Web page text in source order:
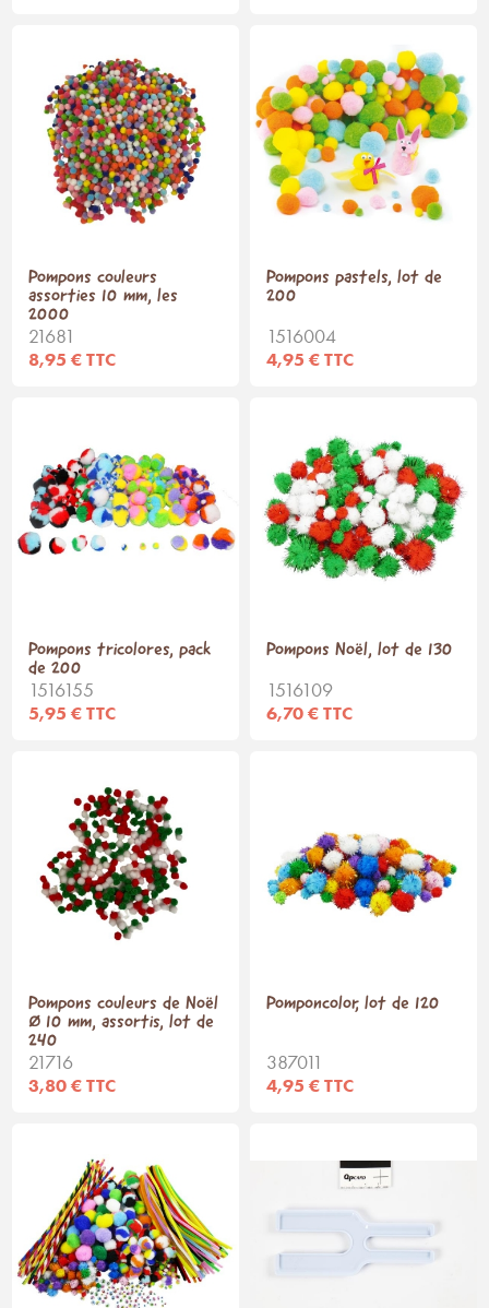
Pompons couleurs
assorties 10 mm, les
2000
21681
8,95 € TTC
Pompons pastels, lot de
200
1516004
4,95 € TTC
Pompons tricolores, pack
de 200
1516155
5,95 € TTC
Pompons Noël, lot de 130
1516109
6,70 € TTC
Pompons couleurs de Noël
Ø 10 mm, assortis, lot de
240
21716
3,80 € TTC
Pomponcolor, lot de 120
387011
4,95 € TTC